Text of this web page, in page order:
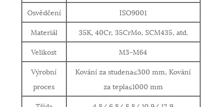
Osvědčení
ISO9001
Materiál
35K, 40Cr, 35CrMo, SCM435, atd.
Velikost
M3-M64
Výrobní
proces
Kování za studena≤300 mm, Kování
za tepla≤1000 mm